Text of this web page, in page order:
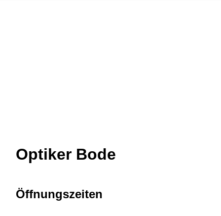
Optiker Bode
Öffnungszeiten